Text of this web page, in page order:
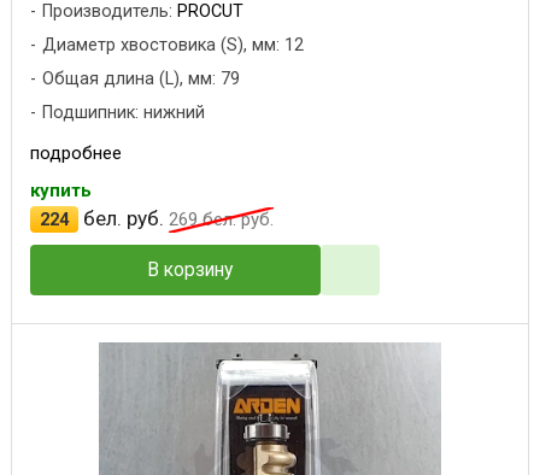
Производитель: PROCUT
Диаметр хвостовика (S), мм: 12
Общая длина (L), мм: 79
Подшипник: нижний
подробнее
купить
224
бел. руб. 269бел. руб.
В корзину